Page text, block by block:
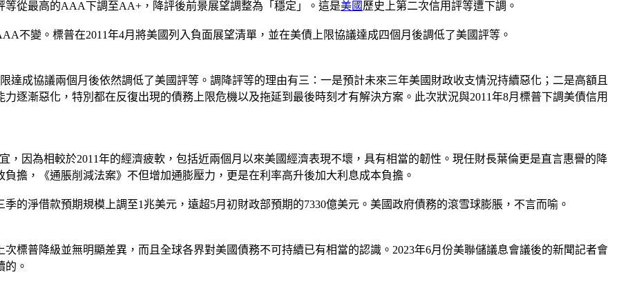
從最高的AAA下調至AA+，降評後前景展望調整為「穩定」。這是美國 歷史上第二次信用評等遭下調。
不變。標普在2011年4月將美國列入負面展望清單，並在美債上限協議達成四個月後調低了美國評等。
達成協議兩個月後依然調低了美國評等。調降評等的理由有三：一是預計未來三年美國財政收支情況持續惡化；二是高額且
逐漸惡化，特別都在反復出現的債務上限危機以及拖延到最後時刻才有解決方案。此次狀況與2011年8月標普下調美債信用
，因為相較於2011年的經濟疲軟，包括近兩個月以來美國經濟表現不壞，具有相當的韌性。現任財長葉倫更是直言惠譽的降
擔，《通脹削減法案》不但增加通膨壓力，更是在利率高升後加大利息成本負擔。
的淨借款預期規模上調至1兆美元，遠超5月初財政部預期的7330億美元。美國政府債務的滾雪球膨脹，不言而喻。
標普降級並無明顯差異，而且全球各界對美國債務不可持續已有相當的認識。2023年6月份美聯儲議息會議後的新聞記者會
的。